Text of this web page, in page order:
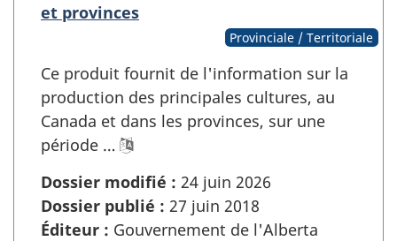
et provinces
Provinciale / Territoriale
Ce produit fournit de l'information sur la
production des principales cultures, au
Canada et dans les provinces, sur une
période …
Dossier modifié : 24 juin 2026
Dossier publié : 27 juin 2018
Éditeur : Gouvernement de l'Alberta